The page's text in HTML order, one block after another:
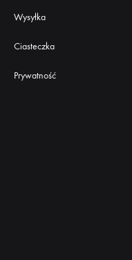
Wysyłka
Ciasteczka
Prywatność